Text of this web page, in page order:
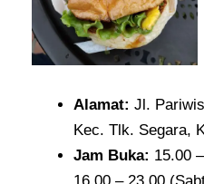
Alamat: Jl.
Kec. Tlk. Segara,
Jam Buka: 15.00